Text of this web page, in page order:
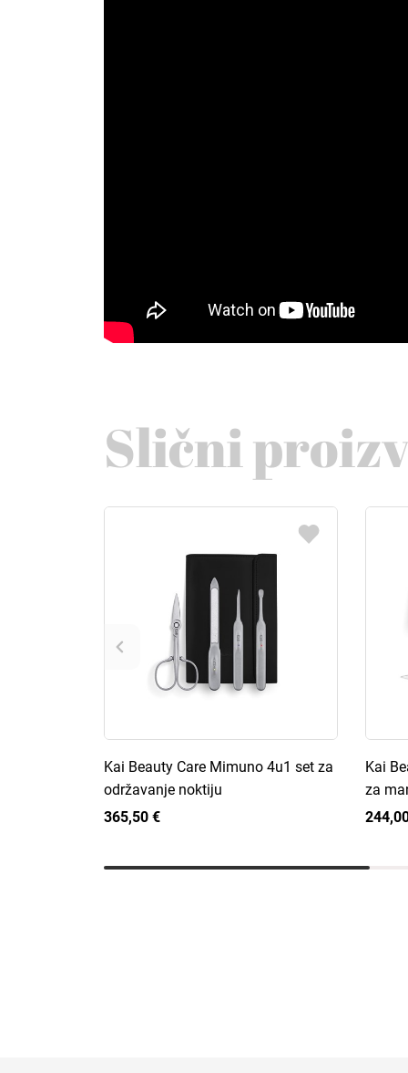
Slični
Kai Beauty Care Mimuno 4u1 set za
održavanje noktiju
365,50 €
Kai
za